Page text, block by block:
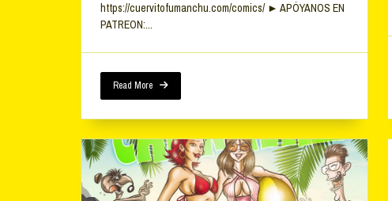
https://cuervitofumanchu.com/comics/ ► APÓYANOS EN
PATREON:...
Read More